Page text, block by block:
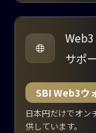
サポ
SBI Web3ウ
日本円だけでオン
供しています。